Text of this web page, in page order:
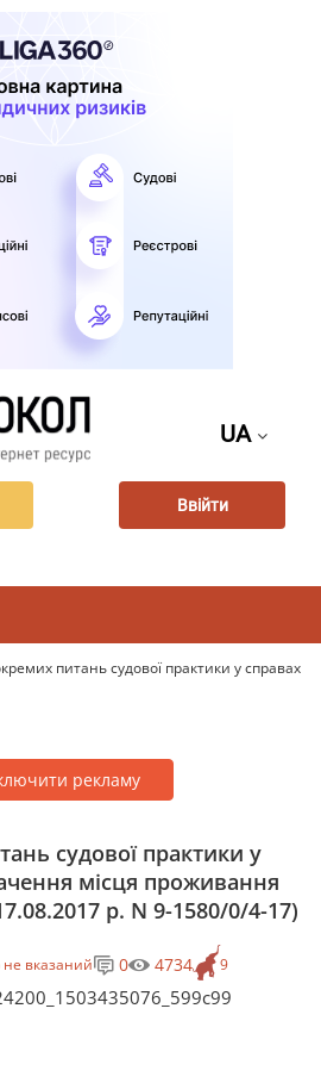
UA
Ввійти
питань судової практики у справах
рекламу
судової практики у
місця проживання
р. N 9-1580/0/4-17)
не вказаний 9
0 4734